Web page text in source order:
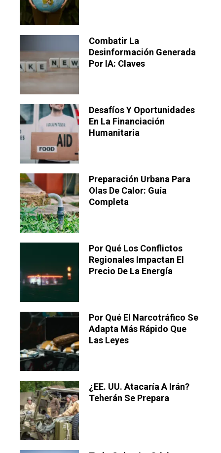
Combatir La
Desinformación Generada
Por IA: Claves
Desafíos Y Oportunidades
En La Financiación
Humanitaria
Preparación Urbana Para
Olas De Calor: Guía
Completa
Por Qué Los Conflictos
Regionales Impactan El
Precio De La Energía
Por Qué El Narcotráfico Se
Adapta Más Rápido Que
Las Leyes
¿EE. UU. Atacaría A Irán?
Teherán Se Prepara